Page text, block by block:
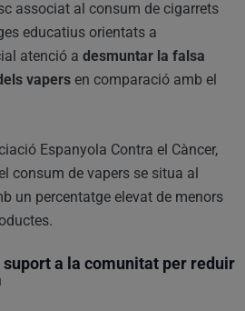
associat al consum de cigarrets
educatius orientats a
atenció a desmuntar la falsa
vapers en comparació amb el
Espanyola Contra el Càncer,
consum de vapers se situa al
un percentatge elevat de menors
a la comunitat per reduir